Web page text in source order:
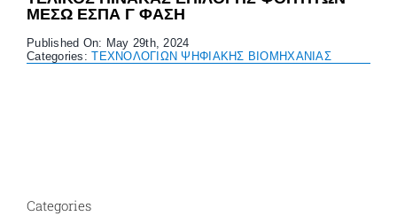
ΜΕΣΩ ΕΣΠΑ Γ ΦΑΣΗ
Published On: May 29th, 2024
Categories:ΤΕΧΝΟΛΟΓΙΩΝ ΨΗΦΙΑΚΗΣ ΒΙΟΜΗΧΑΝΙΑΣ
Categories